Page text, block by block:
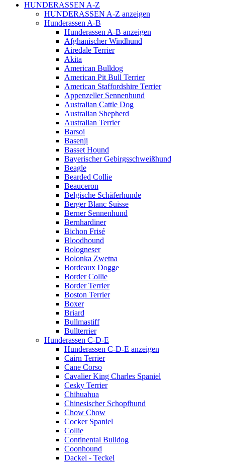
HUNDERASSEN A-Z
HUNDERASSEN A-Z anzeigen
Hunderassen A-B
Hunderassen A-B anzeigen
Afghanischer Windhund
Airedale Terrier
Akita
American Bulldog
American Pit Bull Terrier
American Staffordshire Terrier
Appenzeller Sennenhund
Australian Cattle Dog
Australian Shepherd
Australian Terrier
Barsoi
Basenji
Basset Hound
Bayerischer Gebirgsschweißhund
Beagle
Bearded Collie
Beauceron
Belgische Schäferhunde
Berger Blanc Suisse
Berner Sennenhund
Bernhardiner
Bichon Frisé
Bloodhound
Bologneser
Bolonka Zwetna
Bordeaux Dogge
Border Collie
Border Terrier
Boston Terrier
Boxer
Briard
Bullmastiff
Bullterrier
Hunderassen C-D-E
Hunderassen C-D-E anzeigen
Cairn Terrier
Cane Corso
Cavalier King Charles Spaniel
Cesky Terrier
Chihuahua
Chinesischer Schopfhund
Chow Chow
Cocker Spaniel
Collie
Continental Bulldog
Coonhound
Dackel - Teckel